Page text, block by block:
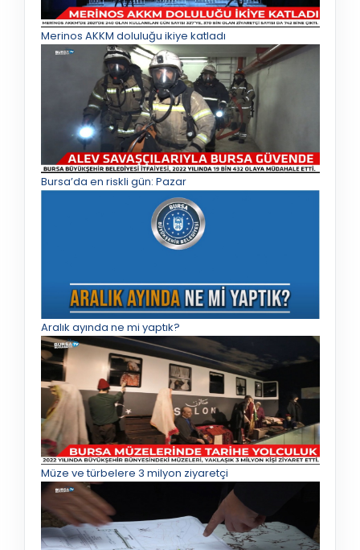
Merinos AKKM doluluğu ikiye katladı
Bursa’da en riskli gün: Pazar
Aralık ayında ne mi yaptık?
Müze ve türbelere 3 milyon ziyaretçi